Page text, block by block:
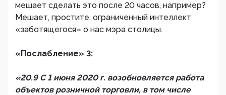
мешает сделать это после 20 часов, например?
Мешает, простите, ограниченный интеллект
«заботящегося» о нас мэра столицы.
«Послабление» 3:
«20.9 С 1 июня 2020 г. возобновляется работа
объектов розничной торговли, в том числе